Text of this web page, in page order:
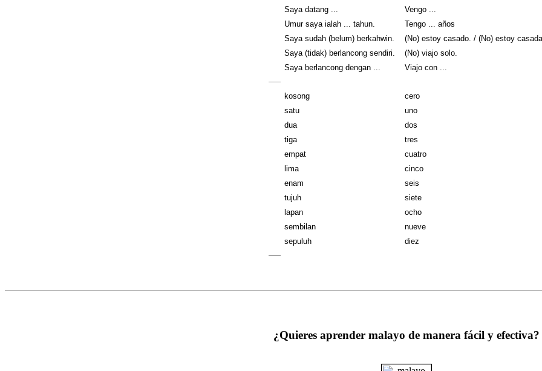
Saya datang ...
Vengo ...
Umur saya ialah ... tahun.
Tengo ... años
Saya sudah (belum) berkahwin.
(No) estoy casado. / (No) estoy
Saya (tidak) berlancong sendiri.
(No) viajo solo.
Saya berlancong dengan ...
Viajo con ...
kosong
cero
satu
uno
dua
dos
tiga
tres
empat
cuatro
lima
cinco
enam
seis
tujuh
siete
lapan
ocho
sembilan
nueve
sepuluh
diez
¿Quieres aprender malayo de manera fácil y efectiva?